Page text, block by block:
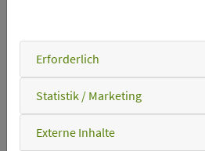
Verkaufsverpackungen
Zurück
Erforderlich
Statistik / Marketing
Externe Inhalte